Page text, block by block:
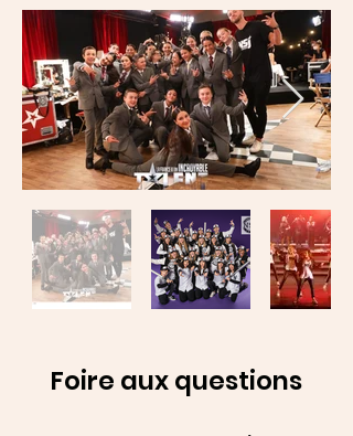
Foire aux questions